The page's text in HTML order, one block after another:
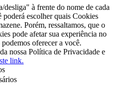
à frente do nome de cada
escolher quais Cookies
Porém, ressaltamos, que o
pode afetar sua experiência no
oferecer a você.
nossa Política de Privacidade e
link.